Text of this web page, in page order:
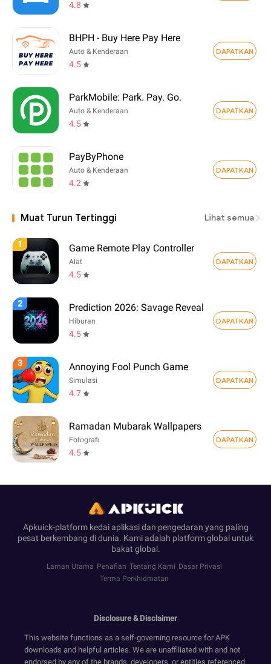
4.8
BHPH - Buy Here Pay Here
Auto & Kenderaan
4.5
DAPATKAN
ParkMobile: Park. Pay. Go.
Auto & Kenderaan
4.5
DAPATKAN
PayByPhone
Auto & Kenderaan
4.2
DAPATKAN
Muat Turun Tertinggi Lihat semua
1 Game Remote Play Controller
Alat
4.5
DAPATKAN
2 Prediction 2026: Savage Reveal
Hiburan
4.5
DAPATKAN
3 Annoying Fool Punch Game
Simulasi
4.7
DAPATKAN
Ramadan Mubarak Wallpapers
Fotografi
4.5
DAPATKAN
Apkuick-platform kedai aplikasi dan pengedaran yang paling
pesat berkembang di dunia. Kami adalah platform global untuk
bakat global.
Laman Utama Penafian Tentang Kami Dasar Privasi
Terma Perkhidmatan
Disclosure & Disclaimer
This website functions as a self-governing resource for APK
downloads and helpful articles. We are unaffiliated with and not
endorsed by any of the brands, developers, or entities referenced.